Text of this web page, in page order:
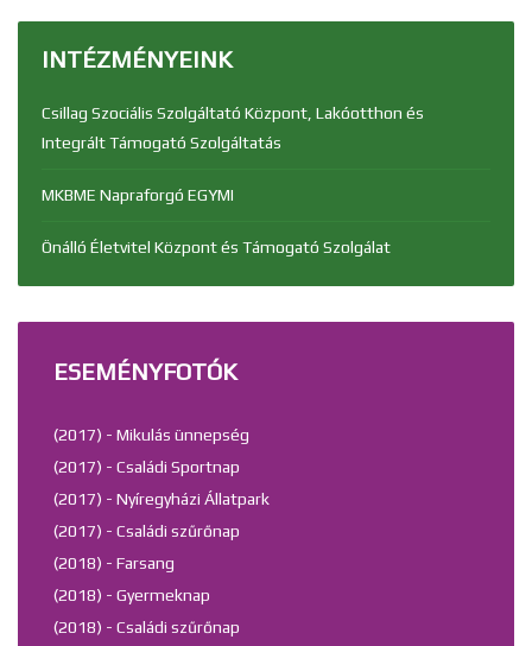
INTÉZMÉNYEINK
Csillag Szociális Szolgáltató Központ, Lakóotthon és
Integrált Támogató Szolgáltatás
MKBME Napraforgó EGYMI
Önálló Életvitel Központ és Támogató Szolgálat
ESEMÉNYFOTÓK
(2017) - Mikulás ünnepség
(2017) - Családi Sportnap
(2017) - Nyíregyházi Állatpark
(2017) - Családi szűrőnap
(2018) - Farsang
(2018) - Gyermeknap
(2018) - Családi szűrőnap